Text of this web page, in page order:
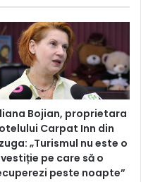
Bojian, proprietara
Carpat Inn din
„Turismul nu este o
pe care să o
peste noapte”